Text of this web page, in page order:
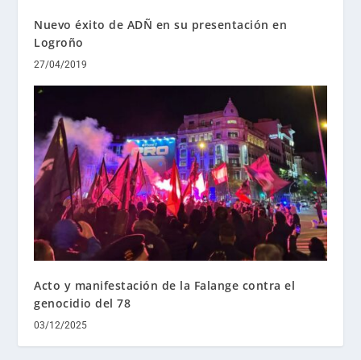
Nuevo éxito de ADÑ en su presentación en
Logroño
27/04/2019
Acto y manifestación de la Falange contra el
genocidio del 78
03/12/2025